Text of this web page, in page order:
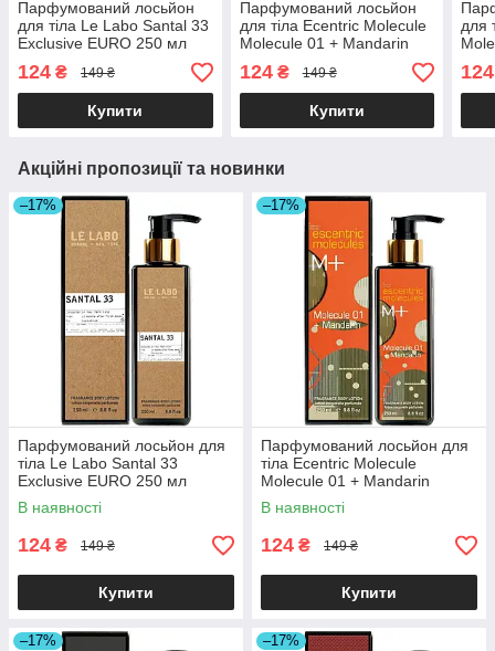
Парфумований лосьйон
для тіла Le Labo Santal 33
Exclusive EURO 250 мл
124 ₴ 149 ₴
Купити
Парфумований лосьйон
для тіла Ecentric Molecule
Molecule 01 + Mandarin
Exclusive EURO 250 мл
124₴ 149 ₴
Купити
для
124
Акційні пропозиції та новинки
–17%
Парфумований лосьйон для
тіла Le Labo Santal 33
Exclusive EURO 250 мл
В наявності
124 ₴ 149 ₴
Купити
–17%
Парфумований лосьйон для
тіла Ecentric Molecule
Molecule 01 + Mandarin
Exclusive EURO 250 мл
В наявності
124 ₴ 149 ₴
Купити
–17% –17%